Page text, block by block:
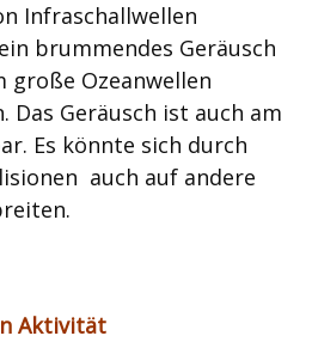
Infraschallwellen
brummendes Geräusch
große Ozeanwellen
Das Geräusch ist auch am
Es könnte sich durch
auch auf andere
Aktivität